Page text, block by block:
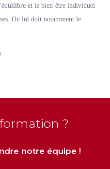
et le bien-être individuel
On lui doit notamment le
?
notre équipe !